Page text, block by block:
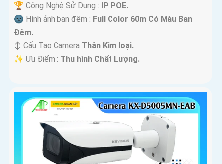
🏆 Công Nghệ Sử Dụng : IP POE.
🌚 Hình ảnh ban đêm : Full Color 60m Có Màu Ban
Ðêm.
↕️ Cấu Tạo Camera Thân Kim loại.
️✨ Ưu Điểm : Thu hình Chất Lượng.